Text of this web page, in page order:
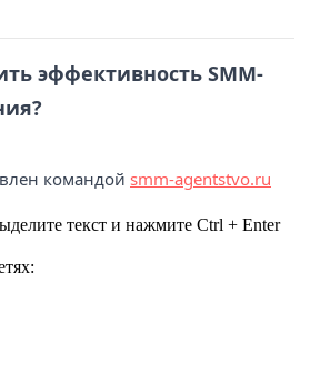
эффективность SMM-
командой smm-agentstvo.ru
текст и нажмите Ctrl + Enter